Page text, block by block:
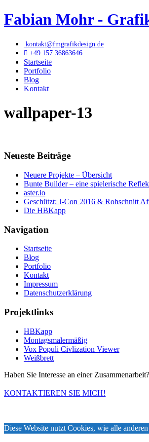
Fabian Mohr -
kontakt@fmgrafikdesign.de
+49 157 36863646
Startseite
Portfolio
Blog
Kontakt
wallpaper-13
Neueste Beiträge
Neuere Projekte – Übersicht
Bunte Builder – eine spielerische
aster.io
Geschützt: J-Con 2016 & Rohschnitt
Die HBKapp
Navigation
Startseite
Blog
Portfolio
Kontakt
Impressum
Datenschutzerklärung
Projektlinks
HBKapp
Montagsmalermäßig
Vox Populi Civlization Viewer
Weißbrett
Haben Sie Interesse an einer Zusammenarbeit?
KONTAKTIEREN SIE MICH!
Diese Website nutzt Cookies, wie alle